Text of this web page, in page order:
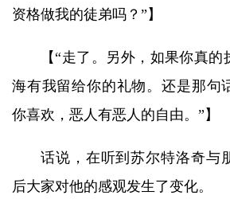
资格做我的徒弟吗？”】
【“走了。另外，如果你真
海有我留给你的礼物。还是那句
你喜欢，恶人有恶人的自由。”】
话说，在听到苏尔特洛奇与
后大家对他的感观发生了变化。